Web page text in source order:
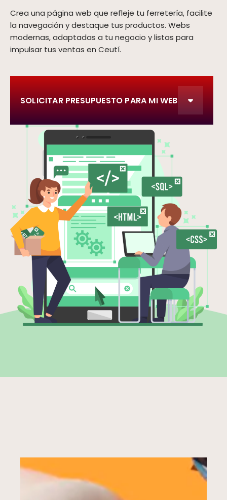
Crea una página web que refleje tu ferretería, facilite
la navegación y destaque tus productos. Webs
modernas, adaptadas a tu negocio y listas para
impulsar tus ventas en Ceutí.
SOLICITAR PRESUPUESTO PARA MI WEB